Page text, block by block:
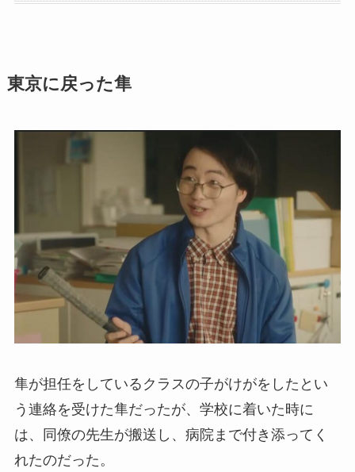
東京に戻った隼
隼が担任をしているクラスの子がけがをしたとい
う連絡を受けた隼だったが、学校に着いた時に
は、同僚の先生が搬送し、病院まで付き添ってく
れたのだった。